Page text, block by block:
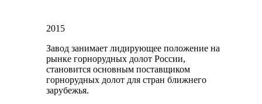
2015
Завод занимает лидирующее положение на
рынке горнорудных долот России,
становится основным поставщиком
горнорудных долот для стран ближнего
зарубежья.